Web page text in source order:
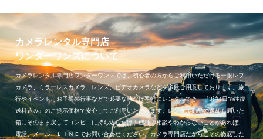
カメラレンタル専門店
ワンダーワンズについて
カメラレンタル専門店ワンダーワンズでは、初心者の方からご利用いただける一眼レフ
カメラ、ミラーレスカメラ、レンズ、ビデオカメラなどを多数ご用意しております。旅
行やイベント、お子様の行事などで必要な時だけ手軽にレンタルでき、『3泊4日で往復
送料込み』のご提示価格で安心してご利用いただけます。レンタル商品の返却も届いた
箱にそのまま戻してコンビニに持ち込むだけ！機種の相談やわからないことがあれば、
電話、メール、ＬＩＮＥでお問い合わせください。カメラ専門店だからこその徹底した